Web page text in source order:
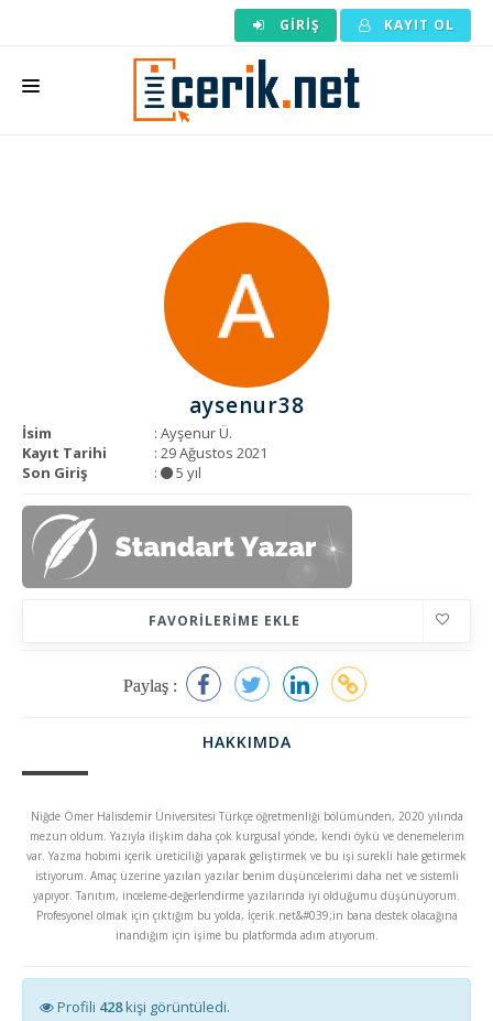
GIRIŞ KAYIT OL
KURUMSAL
aysenur38
İsim
: Ayşenur Ü.
Kayıt Tarihi
: 29 Ağustos 2021
Son Giriş
: 5 yıl
FAVORILERIME EKLE
Paylaş :
HAKKIMDA
Niğde Ömer Halisdemir Üniversitesi Türkçe öğretmenliği bölümünden, 2020 yılında
mezun oldum. Yazıyla ilişkim daha çok kurgusal yönde, kendi öykü ve denemelerim
var. Yazma hobimi içerik üreticiliği yaparak geliştirmek ve bu işi sürekli hale getirmek
istiyorum. Amaç üzerine yazılan yazılar benim düşüncelerimi daha net ve sistemli
yapıyor. Tanıtım, inceleme-değerlendirme yazılarında iyi olduğumu düşünüyorum.
Profesyonel olmak için çıktığım bu yolda, İçerik.net&#039;in bana destek olacağına
inandığım için işime bu platformda adım atıyorum.
Profili 428kişi görüntüledi.